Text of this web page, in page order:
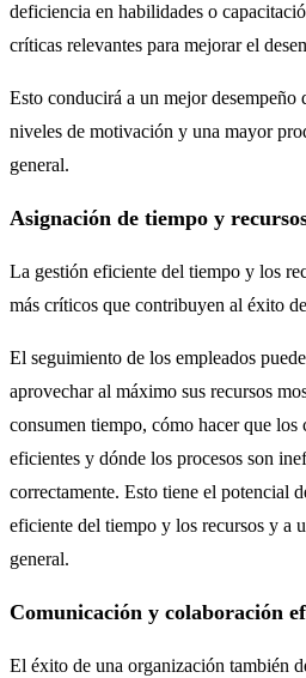
deficiencia en habilidades o
críticas relevantes para mejorar el
Esto conducirá a un mejor desempeño
niveles de motivación y una mayor
general.
Asignación de tiempo y
La gestión eficiente del tiempo y los
más críticos que contribuyen al éxito
El seguimiento de los empleados
aprovechar al máximo sus recursos
consumen tiempo, cómo hacer que los
eficientes y dónde los procesos son
correctamente. Esto tiene el potencial
eficiente del tiempo y los recursos y a
general.
Comunicación y colaboración
El éxito de una organización también